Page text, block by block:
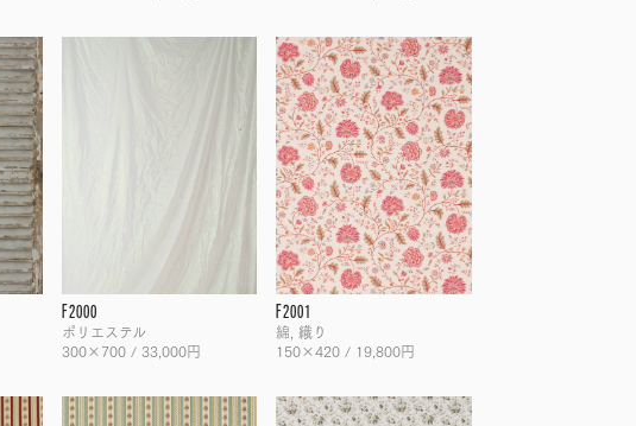
F2000
ポリエステル
300×700 / 33,000円
F2001
綿, 織り
150×420 / 19,800円